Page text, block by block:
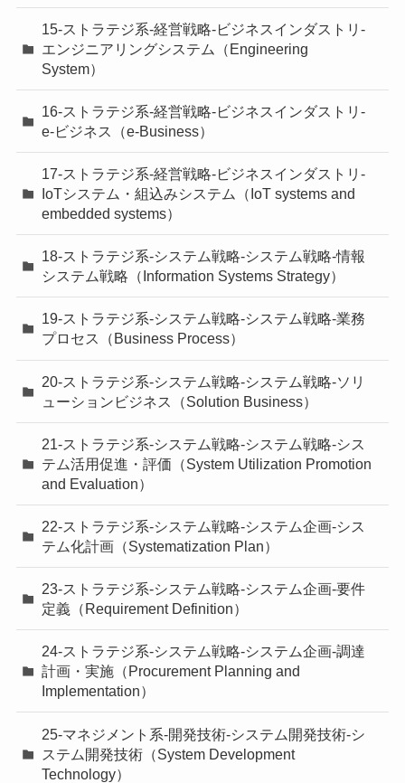
15-ストラテジ系-経営戦略-ビジネスインダストリ-
エンジニアリングシステム（Engineering
System）
16-ストラテジ系-経営戦略-ビジネスインダストリ-
e-ビジネス（e-Business）
17-ストラテジ系-経営戦略-ビジネスインダストリ-
IoTシステム・組込みシステム（IoT systems and
embedded systems）
18-ストラテジ系-システム戦略-システム戦略-情報
システム戦略（Information Systems Strategy）
19-ストラテジ系-システム戦略-システム戦略-業務
プロセス（Business Process）
20-ストラテジ系-システム戦略-システム戦略-ソリ
ューションビジネス（Solution Business）
21-ストラテジ系-システム戦略-システム戦略-シス
テム活用促進・評価（System Utilization Promotion
and Evaluation）
22-ストラテジ系-システム戦略-システム企画-シス
テム化計画（Systematization Plan）
23-ストラテジ系-システム戦略-システム企画-要件
定義（Requirement Definition）
24-ストラテジ系-システム戦略-システム企画-調達
計画・実施（Procurement Planning and
Implementation）
25-マネジメント系-開発技術-システム開発技術-シ
ステム開発技術（System Development
Technology）